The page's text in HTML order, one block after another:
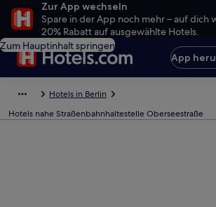
Zur App wechseln
Spare in der App noch mehr – auf dich
20% Rabatt auf ausgewählte Hotels.
Zum Hauptinhalt springen
App
Hotels in Berlin
Hotels nahe Straßenbahnhaltestelle Oberseestraße